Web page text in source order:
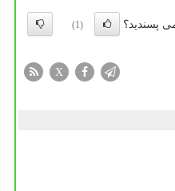
پسندید؟
(1)
X